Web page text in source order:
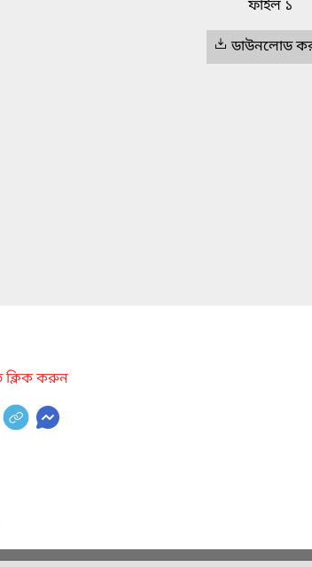
ফাইল ১
ডাউনলোড
ক্লিক করুন